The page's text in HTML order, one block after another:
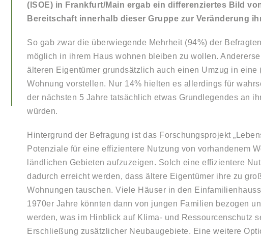
(ISOE) in Frankfurt/Main ergab ein differenziertes Bild
Bereitschaft innerhalb dieser Gruppe zur Veränderung
So gab zwar die überwiegende Mehrheit (94%) der
möglich in ihrem Haus wohnen bleiben zu wollen.
älteren Eigentümer grundsätzlich auch einen Umzug in eine
Wohnung vorstellen. Nur 14% hielten es allerdings für
der nächsten 5 Jahre tatsächlich etwas Grundlegendes an
würden.
Hintergrund der Befragung ist das Forschungsprojekt
Potenziale für eine effizientere Nutzung von vorhandenem
ländlichen Gebieten aufzuzeigen. Solch eine effizientere
dadurch erreicht werden, dass ältere Eigentümer ihre zu
Wohnungen tauschen. Viele Häuser in den
1970er Jahre könnten dann von jungen Familien bezogen
werden, was im Hinblick auf Klima- und Ressourcenschutz
Erschließung zusätzlicher Neubaugebiete. Eine weitere